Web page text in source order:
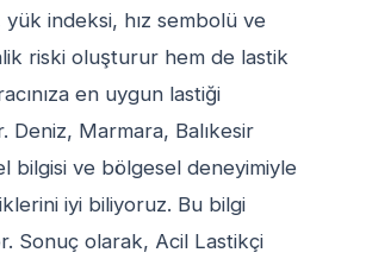
yük indeksi, hız sembolü ve
riski oluşturur hem de lastik
en uygun lastiği
Deniz, Marmara, Balıkesir
bilgisi ve bölgesel deneyimiyle
iyi biliyoruz. Bu bilgi
Sonuç olarak, Acil Lastikçi